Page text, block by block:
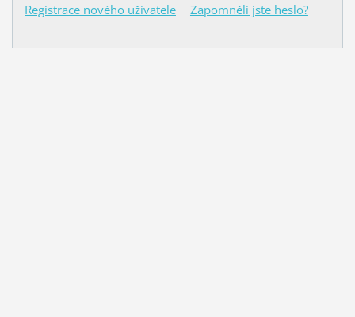
Registrace nového uživatele Zapomněli jste heslo?